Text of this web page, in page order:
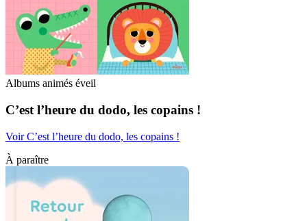
Albums animés éveil
C’est l’heure du dodo, les copains !
Voir C’est l’heure du dodo, les copains !
À paraître